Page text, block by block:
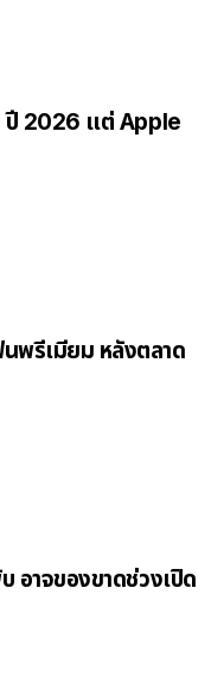
ปี 2026 แต่ Apple
พรีเมียม หลังตลาด
อาจของขาดช่วงเปิด